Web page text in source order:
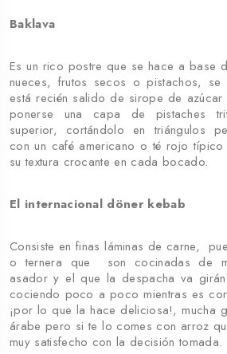
Baklava
Es un rico postre que se hace a base
nueces, frutos secos o pistachos,
está recién salido de sirope de
ponerse una capa de pistaches
superior, cortándolo en triángulos
con un café americano o té rojo
su textura crocante en cada bocado.
El internacional döner kebab
Consiste en finas láminas de carne,
o ternera que son cocinadas de
asador y el que la despacha va
cociendo poco a poco mientras es
¡por lo que la hace deliciosa!, mucha
árabe pero si te lo comes con arroz
muy satisfecho con la decisión tomada.